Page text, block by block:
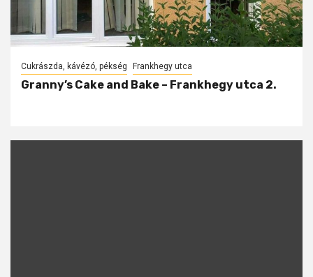
Cukrászda, kávézó, pékség Frankhegy utca
Granny’s Cake and Bake – Frankhegy utca 2.